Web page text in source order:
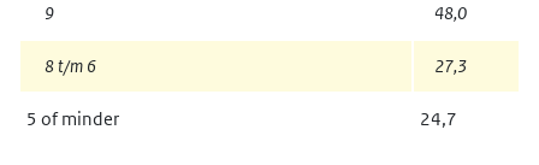
9 48,0
8 t/m 6 27,3
5 of minder 24,7